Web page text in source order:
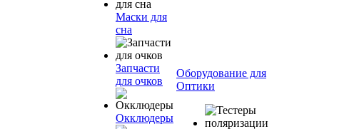
Маски для
сна
Запчасти
для очков
Окклюдеры
Оборудование для
Оптики